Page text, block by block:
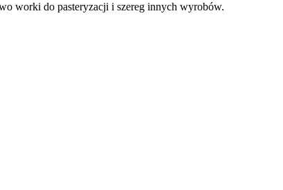
worki do pasteryzacji i szereg innych wyrobów.